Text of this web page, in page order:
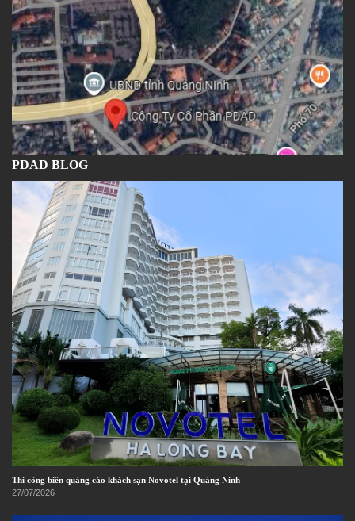
PDAD BLOG
Thi công biển quảng cáo khách sạn Novotel tại Quảng Ninh
27/07/2026